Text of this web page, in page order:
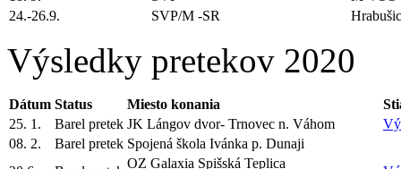
24.-26.9.
SVP/M -SR
Výsledky pretekov 2020
Dátum Status Miesto konania
25. 1.
Barel pretek JK Lángov dvor- Trnovec n. Váhom
08. 2.
Barel pretek Spojená škola Ivánka p. Dunaji
OZ Galaxia Spišská Teplica